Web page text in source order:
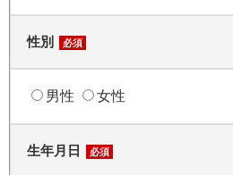
性別 必須
男性 女性
生年月日 必須